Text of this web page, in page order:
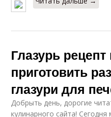
Глазурь
приготовить
глазури для
Добрыть день, дорогие
кулинарного сайта!